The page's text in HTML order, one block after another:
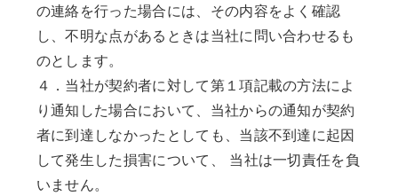
の連絡を行った場合には、その内容をよく確認
し、不明な点があるときは当社に問い合わせるも
のとします。
４．当社が契約者に対して第１項記載の方法によ
り通知した場合において、当社からの通知が契約
者に到達しなかったとしても、当該不到達に起因
して発生した損害について、 当社は一切責任を負
いません。